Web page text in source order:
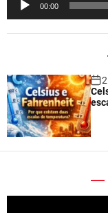
00:00